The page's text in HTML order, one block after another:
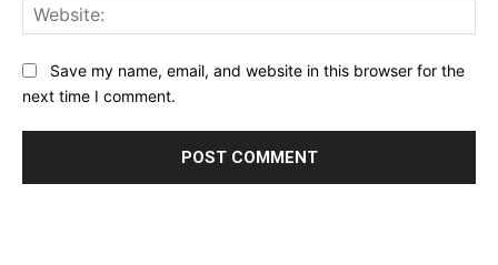
Save my name, email, and website in this browser for the
next time I comment.